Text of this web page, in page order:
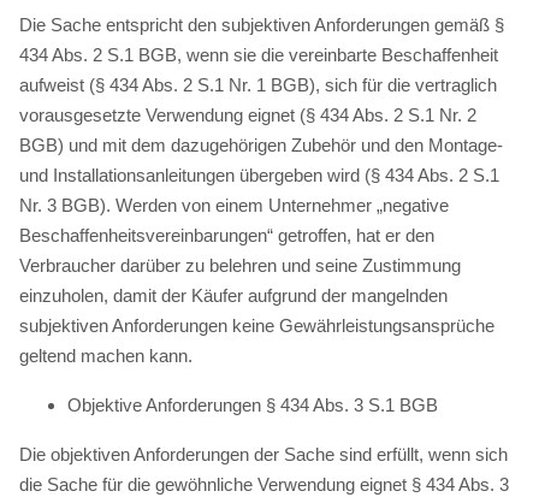
Die Sache entspricht den subjektiven Anforderungen gemäß §
434 Abs. 2 S.1 BGB, wenn sie die vereinbarte Beschaffenheit
aufweist (§ 434 Abs. 2 S.1 Nr. 1 BGB), sich für die vertraglich
vorausgesetzte Verwendung eignet (§ 434 Abs. 2 S.1 Nr. 2
BGB) und mit dem dazugehörigen Zubehör und den Montage-
und Installationsanleitungen übergeben wird (§ 434 Abs. 2 S.1
Nr. 3 BGB). Werden von einem Unternehmer „negative
Beschaffenheitsvereinbarungen“ getroffen, hat er den
Verbraucher darüber zu belehren und seine Zustimmung
einzuholen, damit der Käufer aufgrund der mangelnden
subjektiven Anforderungen keine Gewährleistungsansprüche
geltend machen kann.
Objektive Anforderungen § 434 Abs. 3 S.1 BGB
Die objektiven Anforderungen der Sache sind erfüllt, wenn sich
die Sache für die gewöhnliche Verwendung eignet § 434 Abs. 3